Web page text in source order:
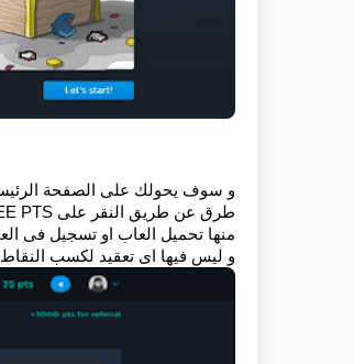
طرق عن طريق النقر على EARN FREE PTS و بعدها Multiple quests ليظهر لك الموقع عدة طرق لكسب النقاط
و ليس فيها اى تعقيد لكسب النقاط